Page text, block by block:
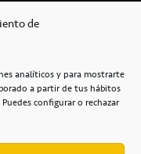
de
analíticos y para mostrarte
a partir de tus hábitos
configurar o rechazar